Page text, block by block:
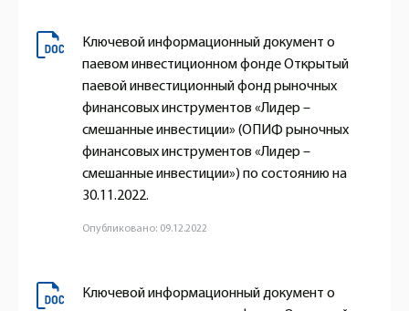
Ключевой информационный документ о
паевом инвестиционном фонде Открытый
паевой инвестиционный фонд рыночных
финансовых инструментов «Лидер –
смешанные инвестиции» (ОПИФ рыночных
финансовых инструментов «Лидер –
смешанные инвестиции») по состоянию на
30.11.2022.
Опубликовано: 09.12.2022
Ключевой информационный документ о